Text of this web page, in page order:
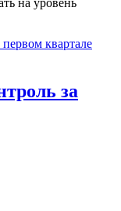
на уровень
квартале
за